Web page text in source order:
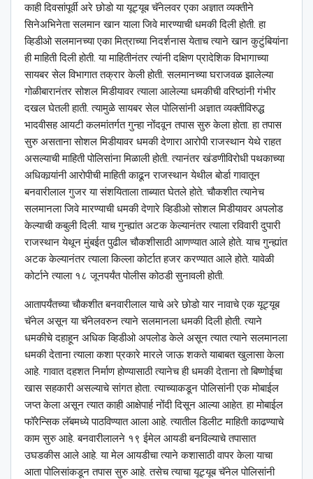
काही दिवसांपूर्वी अरे छोडो या यूट्यूब चॅनेलवर एका अज्ञात व्यक्तीने
सिनेअभिनेता सलमान खान याला जिवे मारण्याची धमकी दिली होती. हा
व्हिडीओ सलमानच्या एका मित्राच्या निदर्शनास येताच त्याने खान कुटुंबियांना
ही माहिती दिली होती. या माहितीनंतर त्यांनी दक्षिण प्रादेशिक विभागाच्या
सायबर सेल विभागात तक्रार केली होती. सलमानच्या घराजवळ झालेल्या
गोळीबारानंतर सोशल मिडीयावर त्याला आलेल्या धमकीची वरिष्ठांनी गंभीर
दखल घेतली हाती. त्यामुळे सायबर सेल पोलिसांनी अज्ञात व्यक्तीविरुद्ध
भादवीसह आयटी कलमांतर्गत गुन्हा नोंदवून तपास सुरु केला होता. हा तपास
सुरु असताना सोशल मिडीयावर धमकी देणारा आरोपी राजस्थान येथे राहत
असल्याची माहिती पोलिसांना मिळाली होती. त्यानंतर खंडणीविरोधी पथकाच्या
अधिकार्‍यांनी आरोपीची माहिती काढून राजस्थान येथील बोर्डा गावातून
बनवारीलाल गुजर या संशयिताला ताब्यात घेतले होते. चौकशीत त्यानेच
सलमानला जिवे मारण्याची धमकी देणारे व्हिडीओ सोशल मिडीयावर अपलोड
केल्याची कबुली दिली. याच गुन्ह्यांत अटक केल्यानंतर त्याला रविवारी दुपारी
राजस्थान येथून मुंबईत पुढील चौकशीसाठी आणण्यात आले होते. याच गुन्ह्यांत
अटक केल्यानंतर त्याला किल्ला कोर्टात हजर करण्यात आले होते. यावेळी
कोर्टाने त्याला १८ जूनपर्यंत पोलीस कोठडी सुनावली होती.
आतापर्यंतच्या चौकशीत बनवारीलाल याचे अरे छोडो यार नावाचे एक यूट्यूब
चॅनेल असून या चॅनेलवरुन त्याने सलमानला धमकी दिली होती. त्याने
धमकीचे दहाहून अधिक व्हिडीओ अपलोड केले असून त्यात त्याने सलमानला
धमकी देताना त्याला कशा प्रकारे मारले जाऊ शकते याबाबत खुलासा केला
आहे. गावात दहशत निर्माण होण्यासाठी त्यानेच ही धमकी देताना तो बिष्णोईचा
खास सहकारी असल्याचे सांगत होता. त्याच्याकडून पोलिसांनी एक मोबाईल
जप्त केला असून त्यात काही आक्षेपार्ह नोंदी दिसून आल्या आहेत. हा मोबाईल
फॉरेन्सिक लॅबमध्ये पाठविण्यात आला आहे. त्यातील डिलीट माहिती काढण्याचे
काम सुरु आहे. बनवारीलालने १९ ईमेल आयडी बनविल्याचे तपासात
उघडकीस आले आहे. या मेल आयडीचा त्याने कशासाठी वापर केला याचा
आता पोलिसांकडून तपास सुरु आहे. तसेच त्याचा यूट्यूब चॅनेल पोलिसांनी